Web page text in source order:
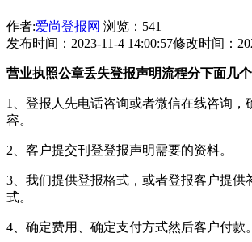
作者:爱尚登报网 浏览：541
发布时间：2023-11-4 14:00:57修改时间：
营业执照公章丢失登报声明流程分下面几
1、登报人先电话咨询或者微信在线咨询，
容。
2、客户提交刊登登报声明需要的资料。
3、我们提供登报格式，或者登报客户提供
式。
4、确定费用、确定支付方式然后客户付款。